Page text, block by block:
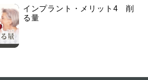
インプラント・メリット4 削
る量